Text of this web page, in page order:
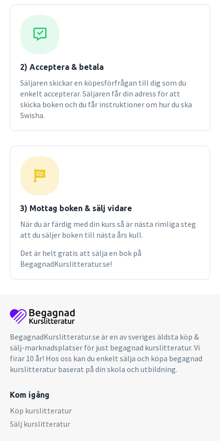
annat skrivit Ekonomistyrning för konkurrenskraft
tillsammans med Fredrik Nilsson och Nils-Göran Olve
(Liber, 2010).
2) Acceptera & betala
Säljaren skickar en köpesförfrågan till dig som du
enkelt accepterar. Säljaren får din adress för att
skicka boken och du får instruktioner om hur du ska
Swisha.
3) Mottag boken & sälj vidare
När du är färdig med din kurs så är nästa rimliga steg
att du säljer boken till nästa års kull.
Det är helt gratis att sälja en bok på
BegagnadKurslitteratur.se!
BegagnadKurslitteratur.se är en av sveriges äldsta köp &
sälj-marknadsplatser för just begagnad kurslitteratur. Vi
firar 10 år! Hos oss kan du enkelt sälja och köpa begagnad
kurslitteratur baserat på din skola och utbildning.
Kom igång
Köp kurslitteratur
Sälj kurslitteratur